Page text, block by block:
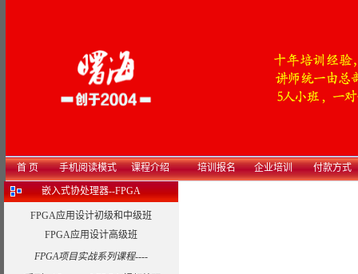
首 页 手机阅读模式 课程介绍 培训报名 企业培训 付款方式
嵌入式协处理器--FPGA
FPGA应用设计初级和中级班
FPGA应用设计高级班
FPGA项目实战系列课程----